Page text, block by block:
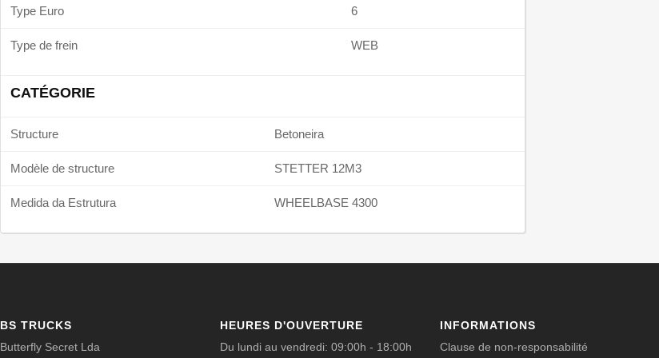
Type Euro 6
Type de frein WEB
CATÉGORIE
Structure Betoneira
Modèle de structure STETTER 12M3
Medida da Estrutura WHEELBASE 4300
BS TRUCKS
Butterfly Secret Lda
HEURES D'OUVERTURE
Du lundi au vendredi: 09:00h - 18:00h
INFORMATIONS
Clause de non-responsabilité